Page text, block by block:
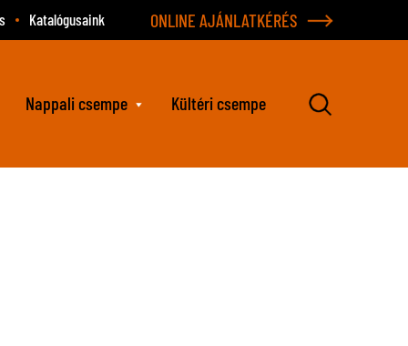
ONLINE AJÁNLATKÉRÉS
Katalógusaink
Nappali csempe Kültéri csempe